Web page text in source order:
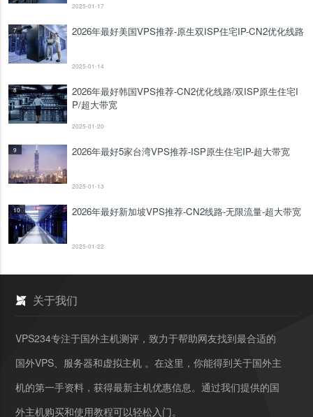
2025-01-17
7 2026年最好美国VPS推荐-原生双ISP住宅IP-CN2优化线路
2025-01-14
8
2026年最好韩国VPS推荐-CN2优化线路/双ISP原生住宅I
P/超大带宽
2025-01-20
9 2026年最好5家台湾VPS推荐-ISP原生住宅IP-超大带宽
2025-01-13
10 2026年最好新加坡VPS推荐-CN2线路-无限流量-超大带宽
2025-01-22
关于我们
VPS234专注于国外主机测评，致力于帮助网友找到最合适的
国外VPS、服务器和虚拟主机 。在这里，你能得到关于国外主
机的第一手资料，获得最新主机优惠信息。通过我们提供的国
外主机购买和使用教程可以轻松入门。